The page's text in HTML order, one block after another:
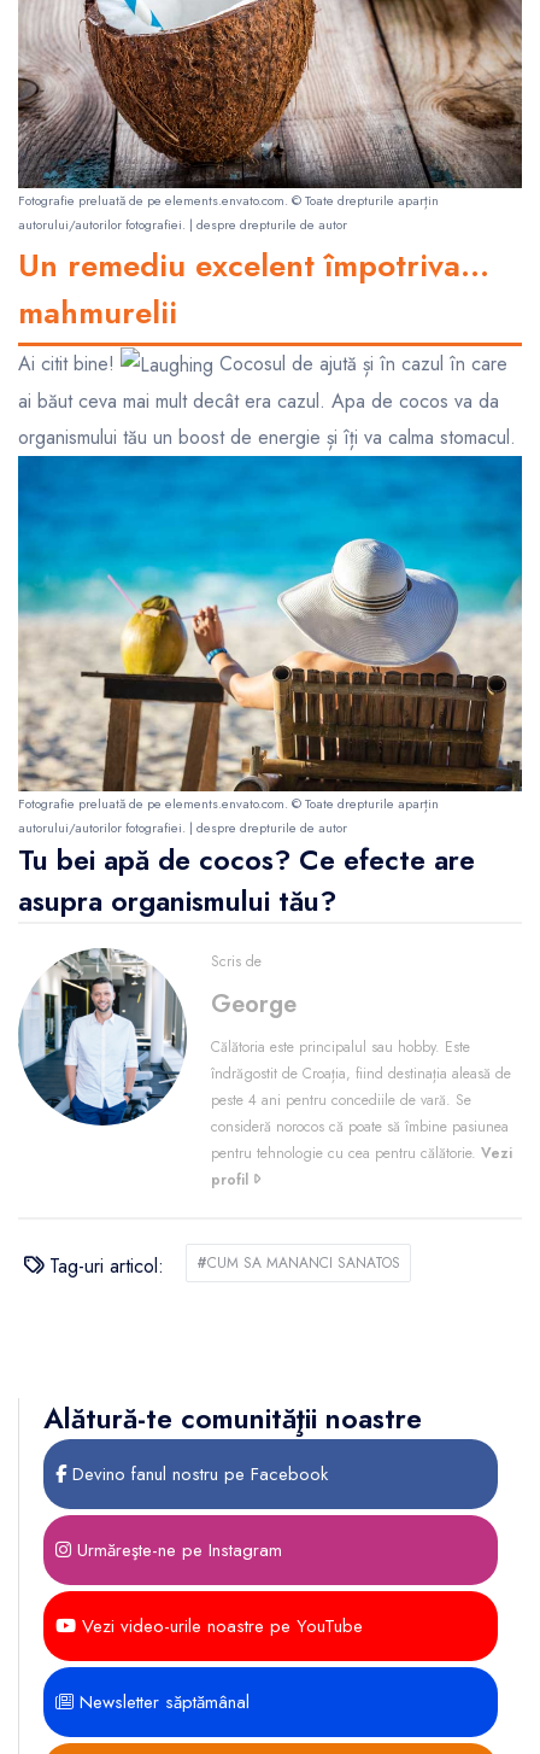
Fotografie preluată de pe elements.envato.com. © Toate drepturile aparțin
autorului/autorilor fotografiei. | despre drepturile de autor
Un remediu excelent împotriva...
mahmurelii
Ai citit bine!
Cocosul de ajută și în cazul în care
ai băut ceva mai mult decât era cazul. Apa de cocos va da
organismului tău un boost de energie și îți va calma stomacul.
Fotografie preluată de pe elements.envato.com. © Toate drepturile aparțin
autorului/autorilor fotografiei. | despre drepturile de autor
Tu bei apă de cocos? Ce efecte are
asupra organismului tău?
Scris de
George
Călătoria este principalul sau hobby. Este
îndrăgostit de Croația, fiind destinația aleasă de
peste 4 ani pentru concediile de vară. Se
consideră norocos că poate să îmbine pasiunea
pentru tehnologie cu cea pentru călătorie. Vezi
profil
Tag-uri articol: #CUM SA MANANCI SANATOS
Alătură-te comunităţii noastre
Devino fanul nostru pe Facebook
Urmăreşte-ne pe Instagram
Vezi video-urile noastre pe YouTube
Newsletter săptămânal